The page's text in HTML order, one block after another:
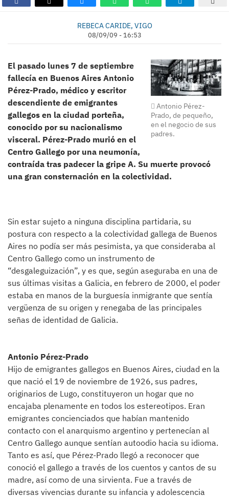
REBECA CARIDE, VIGO
08/09/09 - 16:53
Antonio Pérez-
Prado, de pequeño,
en el negocio de sus
padres.
El pasado lunes 7 de septiembre
fallecía en Buenos Aires Antonio
Pérez-Prado, médico y escritor
descendiente de emigrantes
gallegos en la ciudad porteña,
conocido por su nacionalismo
visceral. Pérez-Prado murió en el
Centro Gallego por una neumonía,
contraída tras padecer la gripe A. Su muerte provocó
una gran consternación en la colectividad.
Sin estar sujeto a ninguna disciplina partidaria, su
postura con respecto a la colectividad gallega de Buenos
Aires no podía ser más pesimista, ya que consideraba al
Centro Gallego como un instrumento de
“desgaleguización”, y es que, según aseguraba en una de
sus últimas visitas a Galicia, en febrero de 2000, el poder
estaba en manos de la burguesía inmigrante que sentía
vergüenza de su origen y renegaba de las principales
señas de identidad de Galicia.
Antonio Pérez-Prado
Hijo de emigrantes gallegos en Buenos Aires, ciudad en la
que nació el 19 de noviembre de 1926, sus padres,
originarios de Lugo, constituyeron un hogar que no
encajaba plenamente en todos los estereotipos. Eran
emigrantes concienciados que habían mantenido
contacto con el anarquismo argentino y pertenecían al
Centro Gallego aunque sentían autoodio hacia su idioma.
Tanto es así, que Pérez-Prado llegó a reconocer que
conoció el gallego a través de los cuentos y cantos de su
madre, así como de una sirvienta. Fue a través de
diversas vivencias durante su infancia y adolescencia